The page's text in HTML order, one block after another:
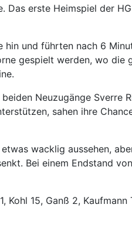
Das erste Heimspiel der
und führten nach 6
gespielt werden, wo die
Neuzugänge Sverre
sahen ihre
wacklig aussehen,
Bei einem Endstand
Kohl 15, Ganß 2, Kaufmann